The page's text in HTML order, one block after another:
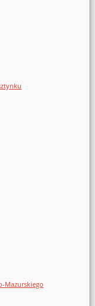
Mazurskiego